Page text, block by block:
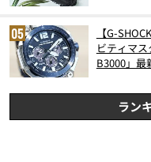
【G-
ビティマ
B3000」最
ラン